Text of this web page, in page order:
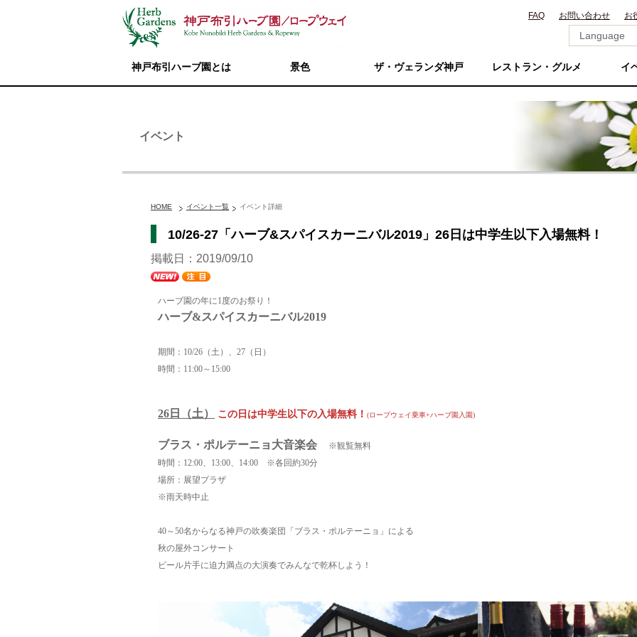
FAQ お問い合わせ お
神戸布引ハーブ園とは 景色 ザ・ヴェランダ神戸 レストラン・グルメ イ
イベント
HOME イベント一覧 イベント詳細
10/26-27「ハーブ&スパイスカーニバル2019」26日は中学生以下入場無料！
掲載日：2019/09/10
ハーブ園の年に1度のお祭り！
ハーブ&スパイスカーニバル2019
期間：10/26（土）、27（日）
時間：11:00～15:00
26日（土） この日は中学生以下の入場無料！ (ロープウェイ乗車+ハーブ園入園)
ブラス・ポルテーニョ大音楽会
※観覧無料
時間：12:00、13:00、14:00 ※各回約30分
場所：展望プラザ
※雨天時中止
40～50名からなる神戸の吹奏楽団「ブラス・ポルテーニョ」による
秋の屋外コンサート
ビール片手に迫力満点の大演奏でみんなで乾杯しよう！